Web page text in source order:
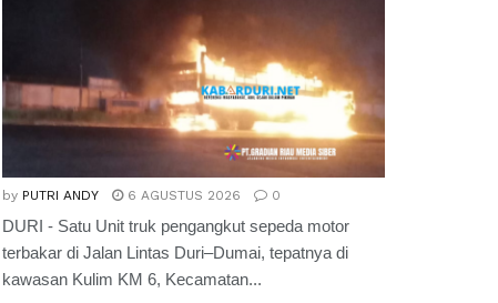
by PUTRI ANDY 6 AGUSTUS 2026 0
DURI - Satu Unit truk pengangkut sepeda motor
terbakar di Jalan Lintas Duri–Dumai, tepatnya di
kawasan Kulim KM 6, Kecamatan...